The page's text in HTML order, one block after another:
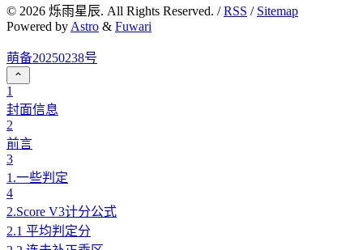
© 2026 烁雨星辰. All Rights Reserved. /RSS / Sitemap
Powered by Astro & Fuwari
萌备20250238号
1
封面信息
2
前言
3
1.一些判定
4
2.Score V3计分公式
2.1 平均判定分